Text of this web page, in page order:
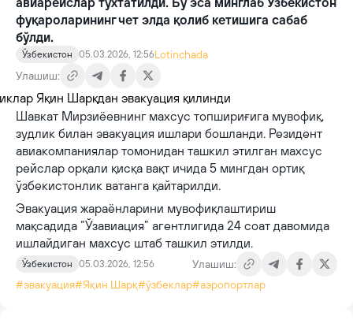
фуқароларининг чет элда қолиб кетишига сабаб
бўлди.
Ўзбекистон 05.03.2026, 12:56Lotinchada
Улашиш:
Шавкат Мирзиёевнинг махсус топшириғига мувофиқ,
зудлик билан эвакуация ишлари бошланди. Резидент
авиакомпаниялар томонидан ташкил этилган махсус
рейслар орқали қисқа вақт ичида 5 мингдан ортиқ
ўзбекистонлик ватанга қайтарилди.
Эвакуация жараёнларини мувофиқлаштириш
мақсадида “Ўзавиация” агентлигида 24 соат давомида
ишлайдиган махсус штаб ташкил этилди.
Ўзбекистон 05.03.2026, 12:56
Улашиш:
#эвакуация#Яқин Шарқ#ўзбеклар#аэропортлар